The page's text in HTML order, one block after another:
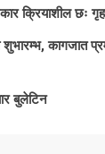
क्रियाशील छः
शुभारम्भ, कागजात
बुलेटिन